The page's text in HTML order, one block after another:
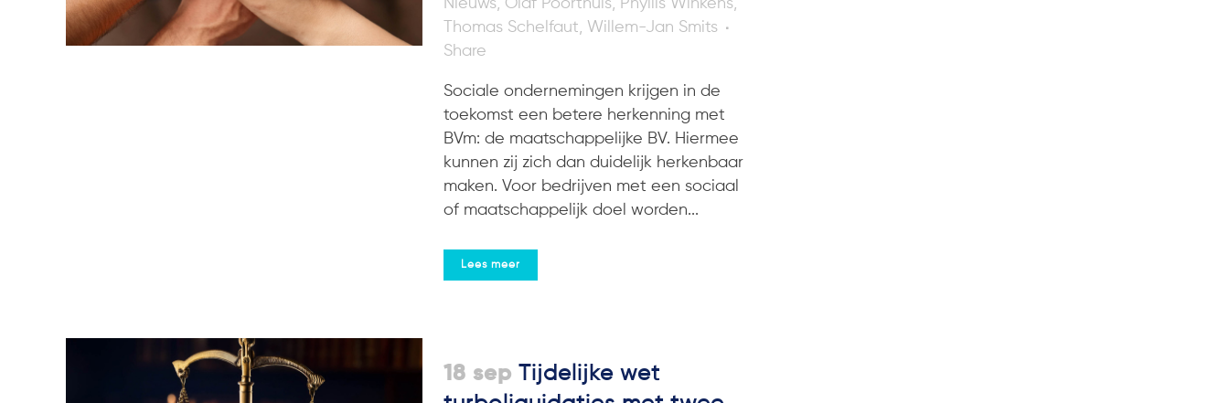
Nieuws, Olaf Poorthuis, Phyllis Winkens,
Thomas Schelfaut, Willem-Jan Smits
Share
Sociale ondernemingen krijgen in de
toekomst een betere herkenning met
BVm: de maatschappelijke BV. Hiermee
kunnen zij zich dan duidelijk herkenbaar
maken. Voor bedrijven met een sociaal
of maatschappelijk doel worden...
Lees meer
18 sep Tijdelijke wet